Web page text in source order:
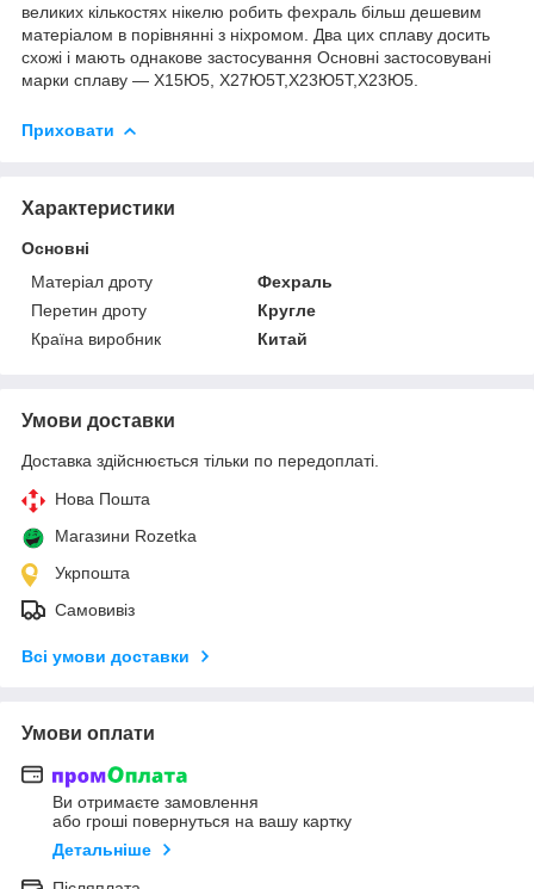
великих кількостях нікелю робить фехраль більш дешевим
матеріалом в порівнянні з ніхромом. Два цих сплаву досить
схожі і мають однакове застосування Основні застосовувані
марки сплаву — Х15Ю5, Х27Ю5Т,Х23Ю5Т,Х23Ю5.
Приховати
Характеристики
Основні
Матеріал дроту
Фехраль
Перетин дроту
Кругле
Країна виробник
Китай
Умови доставки
Доставка здійснюється тільки по передоплаті.
Нова Пошта
Магазини Rozetka
Укрпошта
Самовивіз
Всі умови доставки
Умови оплати
Ви отримаєте замовлення
або гроші повернуться на вашу картку
Детальніше